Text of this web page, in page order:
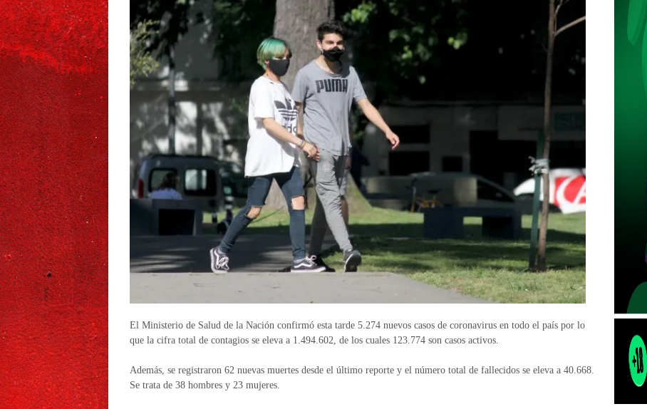
El Ministerio de Salud de la Nación confirmó esta tarde 5.274 nuevos casos de coronavirus en todo el país por lo
que la cifra total de contagios se eleva a 1.494.602, de los cuales 123.774 son casos activos.
Además, se registraron 62 nuevas muertes desde el último reporte y el número total de fallecidos se eleva a 40.668.
Se trata de 38 hombres y 23 mujeres.